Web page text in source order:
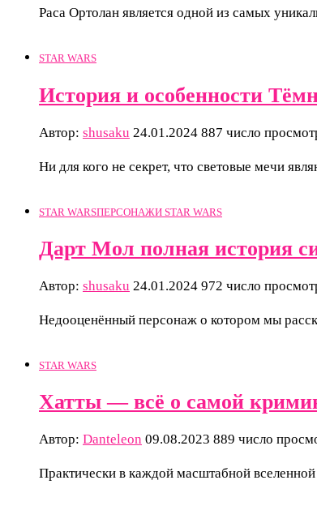
Раса Ортолан является одной из самых
STAR WARS
История и особенности
Автор: shusaku 24.01.2024 887 число
Ни для кого не секрет, что световые мечи
STAR WARSПЕРСОНАЖИ STAR WARS
Дарт Мол полная история
Автор: shusaku 24.01.2024 972 число
Недооценённый персонаж о котором мы
STAR WARS
Хатты — всё о самой
Автор: Danteleon 09.08.2023 889 число
Практически в каждой масштабной